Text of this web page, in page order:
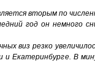
вторым по
год он немного
виз резко
Екатеринбурге. В